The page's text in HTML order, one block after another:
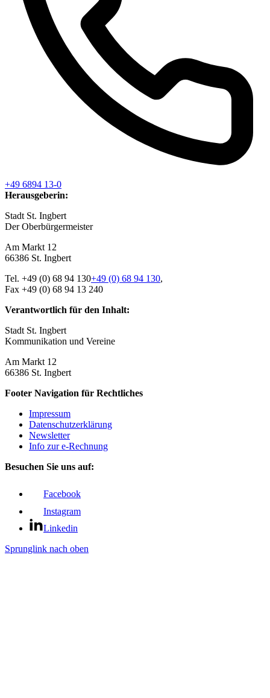
+49 6894 13-0
Herausgeberin:
Stadt St. Ingbert
Der Oberbürger­meister
Am Markt 12
66386 St. Ingbert
Tel. +49 (0) 68 94 130+49 (0) 68 94 130,
Fax +49 (0) 68 94 13 240
Verantwortlich für den Inhalt:
Stadt St. Ingbert
Kommunikation und Vereine
Am Markt 12
66386 St. Ingbert
Footer Navigation für Rechtliches
Impressum
Datenschutz­erklärung
Newsletter
Info zur e-Rechnung
Besuchen Sie uns auf:
Facebook
Instagram
Linkedin
Sprunglink nach oben